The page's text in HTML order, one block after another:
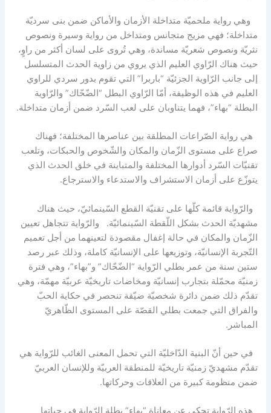
وهي رواية ملحميّة متداخلة الأزمان والأماكن ضمن بنى سرديّة
متداخلة؛ فهي مزيج متجانس ومتداخل من رواية وسيرة ونصوص
نثريّة ونصوص شعريّة مساندة، وهي تُروى على لسان أكثر من راوٍ،
حيث هناك الرّاوي العليم الذي يروي من زاوية الحدث المتسلسل
إلى جانب الرّاوية الجزئيّة “باربرا” التي تقوم بدور سردي للراوي
العليم في هذه الوظيفة، أمّا الرّاوي البطل “الضّحّاك” والرّاوية
البطلة “بهاء”، فهما يتناوبان على لعب السّرد ضمن أزمان متداخلة.
هي رواية الصّراعات المطلقة بين عناصرها المختلفة؛ فهناك
صراع على مستوى الزّمان والمكان والشّخوص والحبكات، وتلعب
تقنيّات السّرد أدوارها المختلفة والمتباينة في خلق الحدث الذي
يتوزّع على أزمان الاستشراف والاستدعاء والاسترجاع.
والرّواية قائمة كلّها على تقنيّة القطع السّينمائيّ، حيث هناك
مشهديّة الحدث بشكل اللّقطة السّينمائيّة. والرّواية تتجاهل تعيين
الزّمان والمكان في حالة إغفال مقصودة لتعينهما من أجل تعميم
التّجربة الإنسانيّة، وتوزيعها على الإنسانيّة كاملة، وذلك عبر رصد
ستين سنة من عمر بطلي الرّواية “الضّحّاك” و”بهاء”، وهي فترة
زمنيّة محمّلة بتجارب إنسانيّة ومخاضات تاريخيّة عربيّة مهمّة، وهي
تقدّم ذلك ضمن دائرة شخصيّة ضيّقة تنحصر في حكاية الحبّ
والفراق التي جمعت بطلي القصّة على المستوى الظّاهريّ
المباشر.
في حين أنّ البنية الدّاخليّة التي تحمل المعنى الغائب للرّواية هي
تقدّم مشهديّ زمنيّة تاريخيّة للمنطقة العربيّة وللإنسان العربيّ
ضمن منظومة كبيرة من العلاقات وحركاتها.
هذه الرّواية تحكي عن معاناة “بهاء” بطلة الرّواية في حياتها